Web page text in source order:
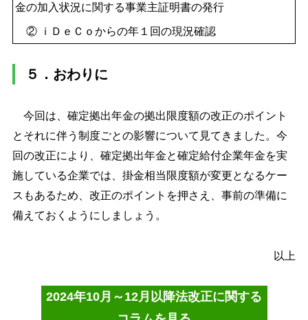
金の加入状況に関する事業主証明書の発行
② ｉＤｅＣｏからの年１回の現況確認
５．おわりに
今回は、確定拠出年金の拠出限度額の改正のポイント
とそれに伴う制度ごとの影響について見てきました。今
回の改正により、確定拠出年金と確定給付企業年金を実
施している企業では、掛金相当限度額が変更となるケー
スもあるため、改正のポイントを押さえ、事前の準備に
備えておくようにしましょう。
以上
2024年10月～12月以降法改正に関する